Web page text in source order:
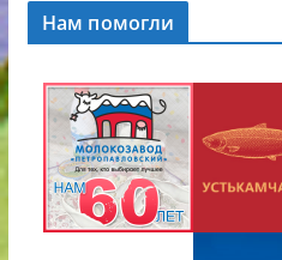
Нам помогли